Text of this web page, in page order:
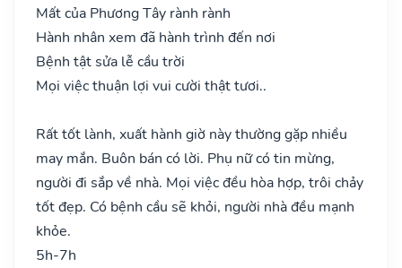
Mất của Phương Tây rành rành
Hành nhân xem đã hành trình đến nơi
Bệnh tật sửa lễ cầu trời
Mọi việc thuận lợi vui cười thật tươi..
Rất tốt lành, xuất hành giờ này thường gặp nhiều
may mắn. Buôn bán có lời. Phụ nữ có tin mừng,
người đi sắp về nhà. Mọi việc đều hòa hợp, trôi chảy
tốt đẹp. Có bệnh cầu sẽ khỏi, người nhà đều mạnh
khỏe.
5h-7h